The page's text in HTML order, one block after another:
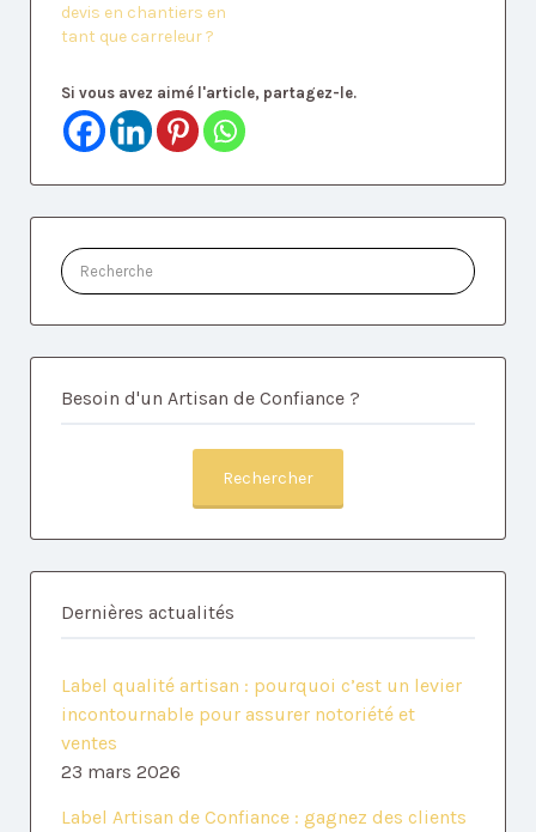
devis en chantiers en
tant que carreleur ?
Si vous avez aimé l'article, partagez-le.
Rechercher:
Besoin d'un Artisan de Confiance ?
Rechercher
Dernières actualités
Label qualité artisan : pourquoi c’est un levier
incontournable pour assurer notoriété et
ventes
23 mars 2026
Label Artisan de Confiance : gagnez des clients